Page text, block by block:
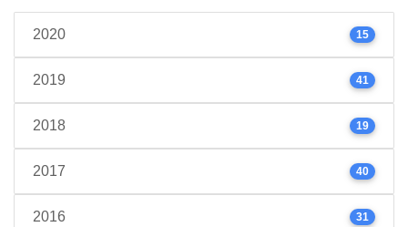
2020 15
2019 41
2018 19
2017 40
2016 31